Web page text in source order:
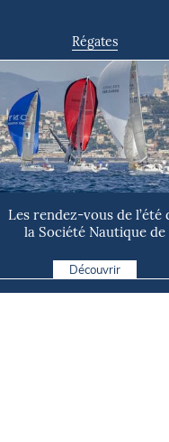
Régates
Les rendez-vous de l’été
la Société Nautique de
Découvrir